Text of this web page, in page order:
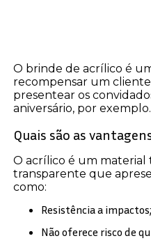
O brinde de acrílico é
recompensar um
presentear os
aniversário, por exemplo.
Quais são as
O acrílico é um material
transparente que
como:
Resistência a impactos;
Não oferece risco de